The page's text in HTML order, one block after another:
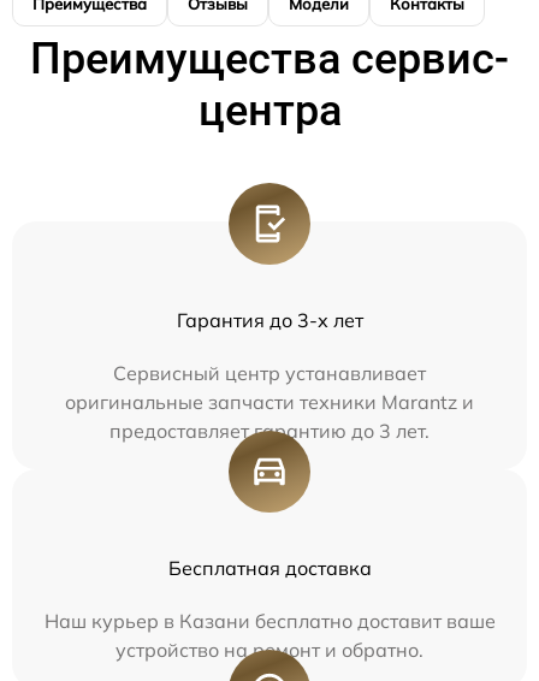
Преимущества сервис-
центра
Гарантия до 3-х лет
Сервисный центр устанавливает
оригинальные запчасти техники Marantz и
предоставляет гарантию до 3 лет.
Бесплатная доставка
Наш курьер в Казани бесплатно доставит ваше
устройство на ремонт и обратно.